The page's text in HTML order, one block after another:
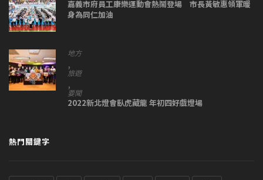
嘉義市府員工康樂運動會熱鬧登場 市長黃敏惠領軍暖
身為同仁加油
地方
,
旅遊
,
要聞
2022新北燈會臥虎藏龍 年初四好戲燈場
熱門關鍵字